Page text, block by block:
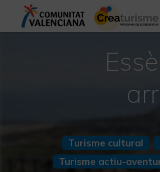
Turisme cultural
Turisme actiu-